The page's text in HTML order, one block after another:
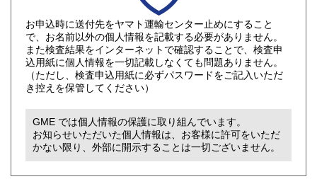
お申込時に送付先をヤマト運輸センター止めにすること
で、お名前以外の個人情報を記載する必要がありません。
また検査結果をインターネットで確認することで、検査申
込用紙に個人情報を一切記載しなくても問題ありません。
（ただし、検査申込用紙に必ずパスワードをご記入いただ
き控えを保管してください）
GME では個人情報の保護に取り組んでいます。
お知らせいただいた個人情報は、お客様に許可をいただ
かない限り、外部に開示することは一切ございません。